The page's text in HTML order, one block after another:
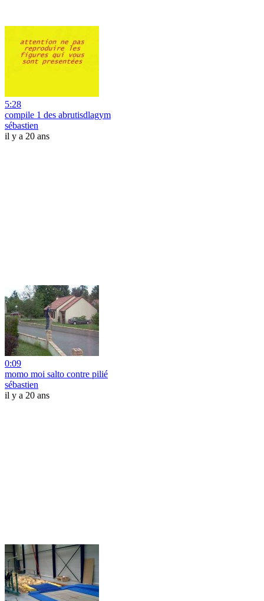
5:28
compile 1 des abrutisdlagym
sébastien
il y a 20 ans
0:09
momo moi salto contre pilié
sébastien
il y a 20 ans